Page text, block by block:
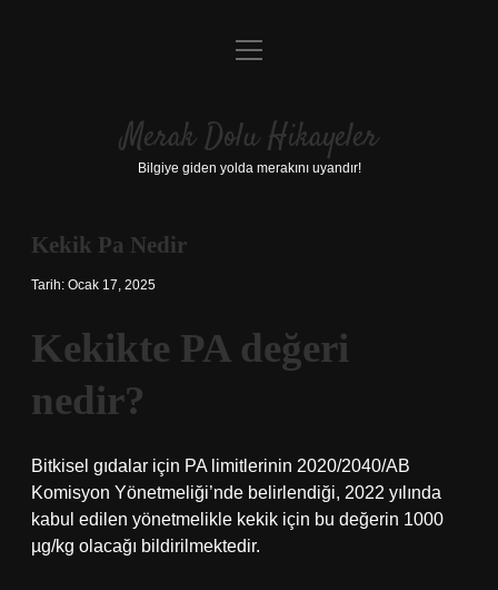
Anasayfa
Yasal Uyarı
menüyü
Merak Dolu Hikayeler
Bilgiye giden yolda merakını uyandır!
Kekik Pa Nedir
Tarih: Ocak 17, 2025
Kekikte PA değeri
nedir?
Bitkisel gıdalar için PA limitlerinin 2020/2040/AB
Komisyon Yönetmeliği’nde belirlendiği, 2022 yılında
kabul edilen yönetmelikle kekik için bu değerin 1000
µg/kg olacağı bildirilmektedir.